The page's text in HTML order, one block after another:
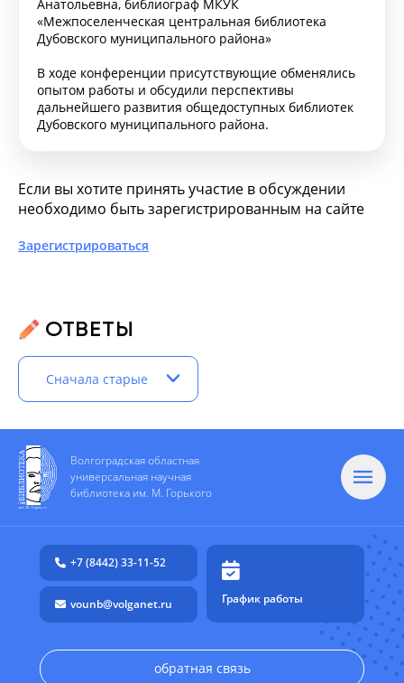
Анатольевна, библиограф МКУК
«Межпоселенческая центральная библиотека
Дубовского муниципального района»
В ходе конференции присутствующие обменялись
опытом работы и обсудили перспективы
дальнейшего развития общедоступных библиотек
Дубовского муниципального района.
Если вы хотите принять участие в обсуждении
необходимо быть зарегистрированным на сайте
Зарегистрироваться
ОТВЕТЫ
Сначала старые
Волгоградская областная
универсальная научная
библиотека им. М. Горького
+7 (8442) 33-11-52
vounb@volganet.ru График работы
обратная связь